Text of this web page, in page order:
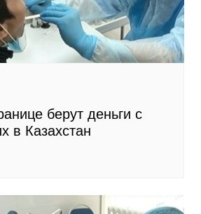
берут деньги с
в Казахстан